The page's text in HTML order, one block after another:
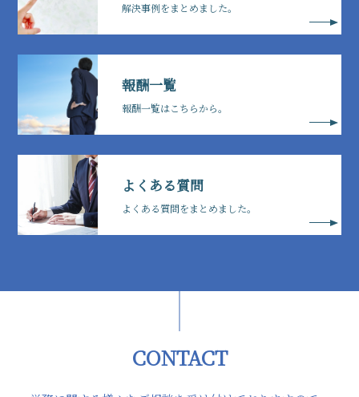
解決事例をまとめました。
報酬一覧
報酬一覧はこちらから。
よくある質問
よくある質問をまとめました。
CONTACT